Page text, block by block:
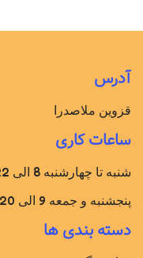
upon or specified
strategy gone awry right
bout the other way
design? No
all those things that
the mere textual,
oblique stresses,
have visual and
آدرس
قزوین ملاصدرا
ساعات کاری
شنبه تا چهارشنبه 8 الی 22
پنجشنبه و جمعه 9 الی 20
دسته بندی ها